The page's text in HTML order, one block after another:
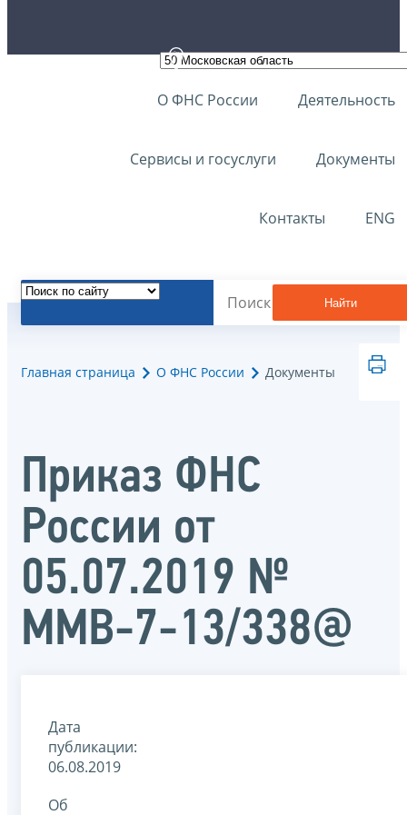
О ФНС России Деятельность
Сервисы и госуслуги Документы
Контакты ENG
Найти
Главная страница О ФНС России Документы
Приказ ФНС
России от
05.07.2019 №
ММВ-7-13/338@
Дата
публикации:
06.08.2019
Об